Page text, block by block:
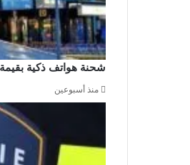
شحنة هواتف ذكية بقيمة 5 ملايين يورو تختفي من مطار سخيبول والشرطة تشن حملة اعتقالات
منذ أسبوعين